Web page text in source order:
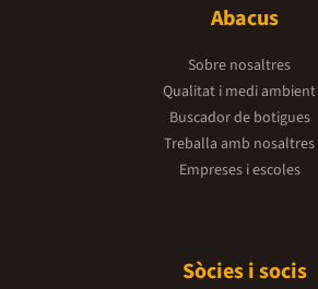
Abacus
Sobre nosaltres
Qualitat i medi ambient
Buscador de botigues
Treballa amb nosaltres
Empreses i escoles
Sòcies i socis